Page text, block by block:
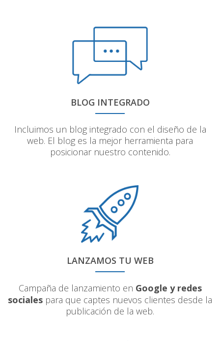
BLOG INTEGRADO
Incluimos un blog integrado con el diseño de la
web. El blog es la mejor herramienta para
posicionar nuestro contenido.
LANZAMOS TU WEB
Campaña de lanzamiento en Google y redes
sociales para que captes nuevos clientes desde la
publicación de la web.